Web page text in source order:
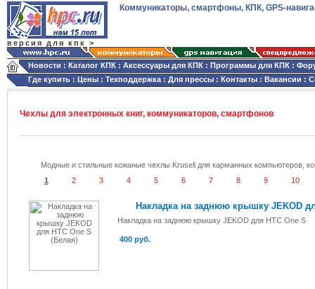
версия для кпк >
Коммуникаторы, смартфоны, КПК, GPS-
Новости : Каталог КПК : Аксессуары для КПК : Программы для КПК :
Где купить : Цены : Техподдержка : Для прессы : Контакты : Вакансии :
Чехлы для электронных книг, коммуникаторов, смартфонов
Модные и стильные кожаные чехлы Krusell для карманных компьютеров,
1
2 3 4 5 6 7 8 9 10
Накладка на заднюю крышку JEKOD
Накладка на заднюю крышку JEKOD для HTC One S
400 руб.